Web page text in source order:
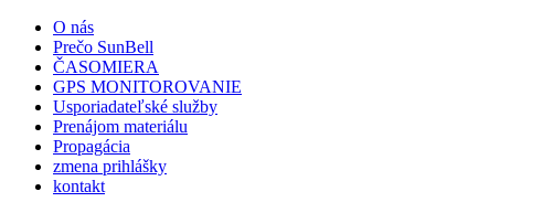
O nás
Prečo SunBell
ČASOMIERA
GPS MONITOROVANIE
Usporiadateľské služby
Prenájom materiálu
Propagácia
zmena prihlášky
kontakt